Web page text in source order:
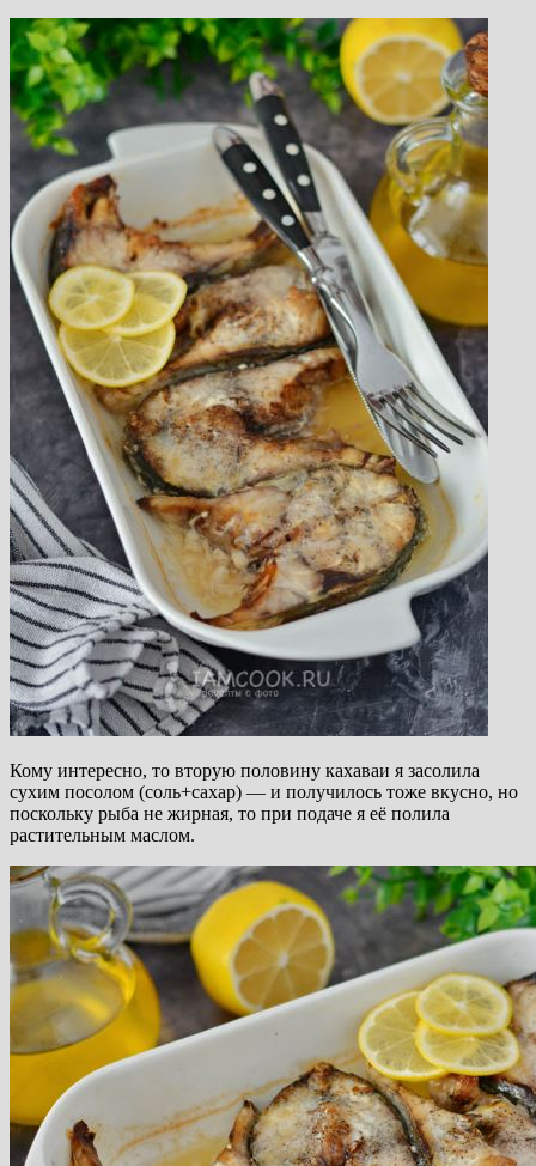
Кому интересно, то вторую половину кахаваи я засолила
сухим посолом (соль+сахар) — и получилось тоже вкусно, но
поскольку рыба не жирная, то при подаче я её полила
растительным маслом.